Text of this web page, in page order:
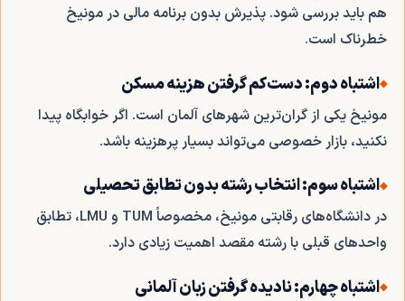
هم باید بررسی شود. پذیرش بدون برنامه مالی در مونیخ
خطرناک است.
اشتباه دوم: دست‌کم گرفتن هزینه مسکن
مونیخ یکی از گران‌ترین شهرهای آلمان است. اگر خوابگاه پیدا
نکنید، بازار خصوصی می‌تواند بسیار پرهزینه باشد.
اشتباه سوم: انتخاب رشته بدون تطابق تحصیلی
در دانشگاه‌های رقابتی مونیخ، مخصوصاً TUM و LMU، تطابق
واحدهای قبلی با رشته مقصد اهمیت زیادی دارد.
اشتباه چهارم: نادیده گرفتن زبان آلمانی